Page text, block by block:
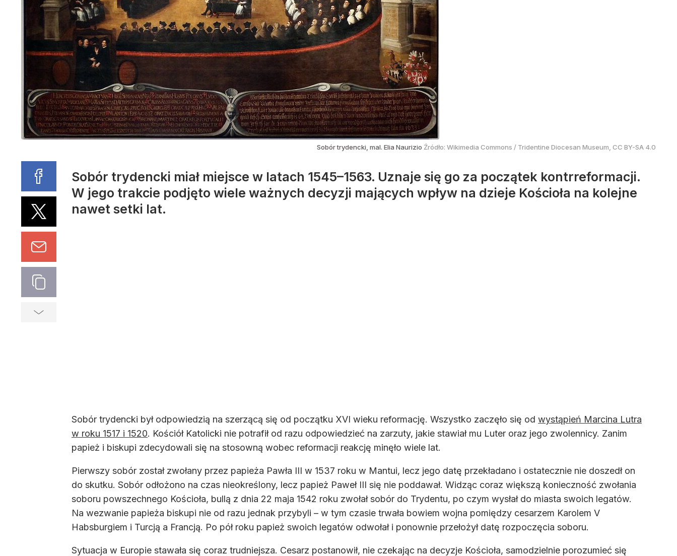
Sobór trydencki, mal. Elia Naurizio Źródło: Wikimedia Commons / Tridentine Diocesan Museum, CC BY-SA 4.0
Sobór trydencki miał miejsce w latach 1545–1563. Uznaje się go za początek kontrreformacji.
W jego trakcie podjęto wiele ważnych decyzji mających wpływ na dzieje Kościoła na kolejne
nawet setki lat.
Sobór trydencki był odpowiedzią na szerzącą się od początku XVI wieku reformację. Wszystko zaczęło się od wystąpień Marcina Lutra
w roku 1517 i 1520. Kościół Katolicki nie potrafił od razu odpowiedzieć na zarzuty, jakie stawiał mu Luter oraz jego zwolennicy. Zanim
papież i biskupi zdecydowali się na stosowną wobec reformacji reakcję minęło wiele lat.
Pierwszy sobór został zwołany przez papieża Pawła III w 1537 roku w Mantui, lecz jego datę przekładano i ostatecznie nie doszedł on
do skutku. Sobór odłożono na czas nieokreślony, lecz papież Paweł III się nie poddawał. Widząc coraz większą konieczność zwołania
soboru powszechnego Kościoła, bullą z dnia 22 maja 1542 roku zwołał sobór do Trydentu, po czym wysłał do miasta swoich legatów.
Na wezwanie papieża biskupi nie od razu jednak przybyli – w tym czasie trwała bowiem wojna pomiędzy cesarzem Karolem V
Habsburgiem i Turcją a Francją. Po pół roku papież swoich legatów odwołał i ponownie przełożył datę rozpoczęcia soboru.
Sytuacja w Europie stawała się coraz trudniejsza. Cesarz postanowił, nie czekając na decyzje Kościoła, samodzielnie porozumieć się